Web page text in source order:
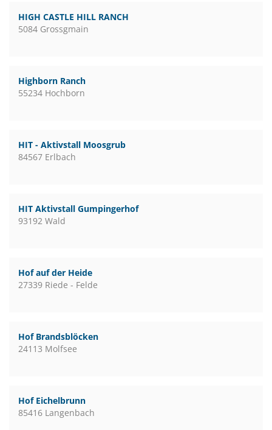
HIGH CASTLE HILL RANCH
5084 Grossgmain
Highborn Ranch
55234 Hochborn
HIT - Aktivstall Moosgrub
84567 Erlbach
HIT Aktivstall Gumpingerhof
93192 Wald
Hof auf der Heide
27339 Riede - Felde
Hof Brandsblöcken
24113 Molfsee
Hof Eichelbrunn
85416 Langenbach